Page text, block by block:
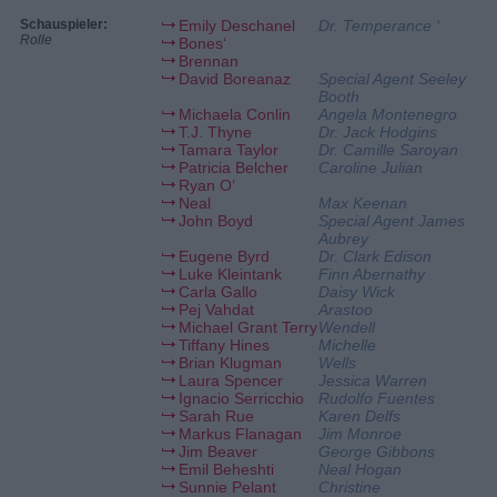
Schauspieler:
Rolle
Emily Deschanel
Dr. Temperance ‘
Bones‘
Brennan
David Boreanaz
Special Agent Seeley
Booth
Michaela Conlin
Angela Montenegro
T.J. Thyne
Dr. Jack Hodgins
Tamara Taylor
Dr. Camille Saroyan
Patricia Belcher
Caroline Julian
Ryan O‘
Neal
Max Keenan
John Boyd
Special Agent James
Aubrey
Eugene Byrd
Dr. Clark Edison
Luke Kleintank
Finn Abernathy
Carla Gallo
Daisy Wick
Pej Vahdat
Arastoo
Michael Grant TerryWendell
Tiffany Hines
Michelle
Brian Klugman
Wells
Laura Spencer
Jessica Warren
Ignacio Serricchio
Rudolfo Fuentes
Sarah Rue
Karen Delfs
Markus Flanagan
Jim Monroe
Jim Beaver
George Gibbons
Emil Beheshti
Neal Hogan
Sunnie Pelant
Christine